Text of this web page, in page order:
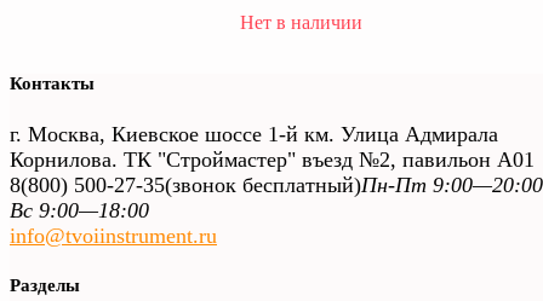
Нет в наличии
Контакты
г. Москва, Киевское шоссе 1-й км. Улица Адмирала
Корнилова. ТК "Строймастер" въезд №2, павильон А01
8(800) 500-27-35(звонок бесплатный)Пн-Пт
Вс 9:00—18:00
info@tvoiinstrument.ru
Разделы